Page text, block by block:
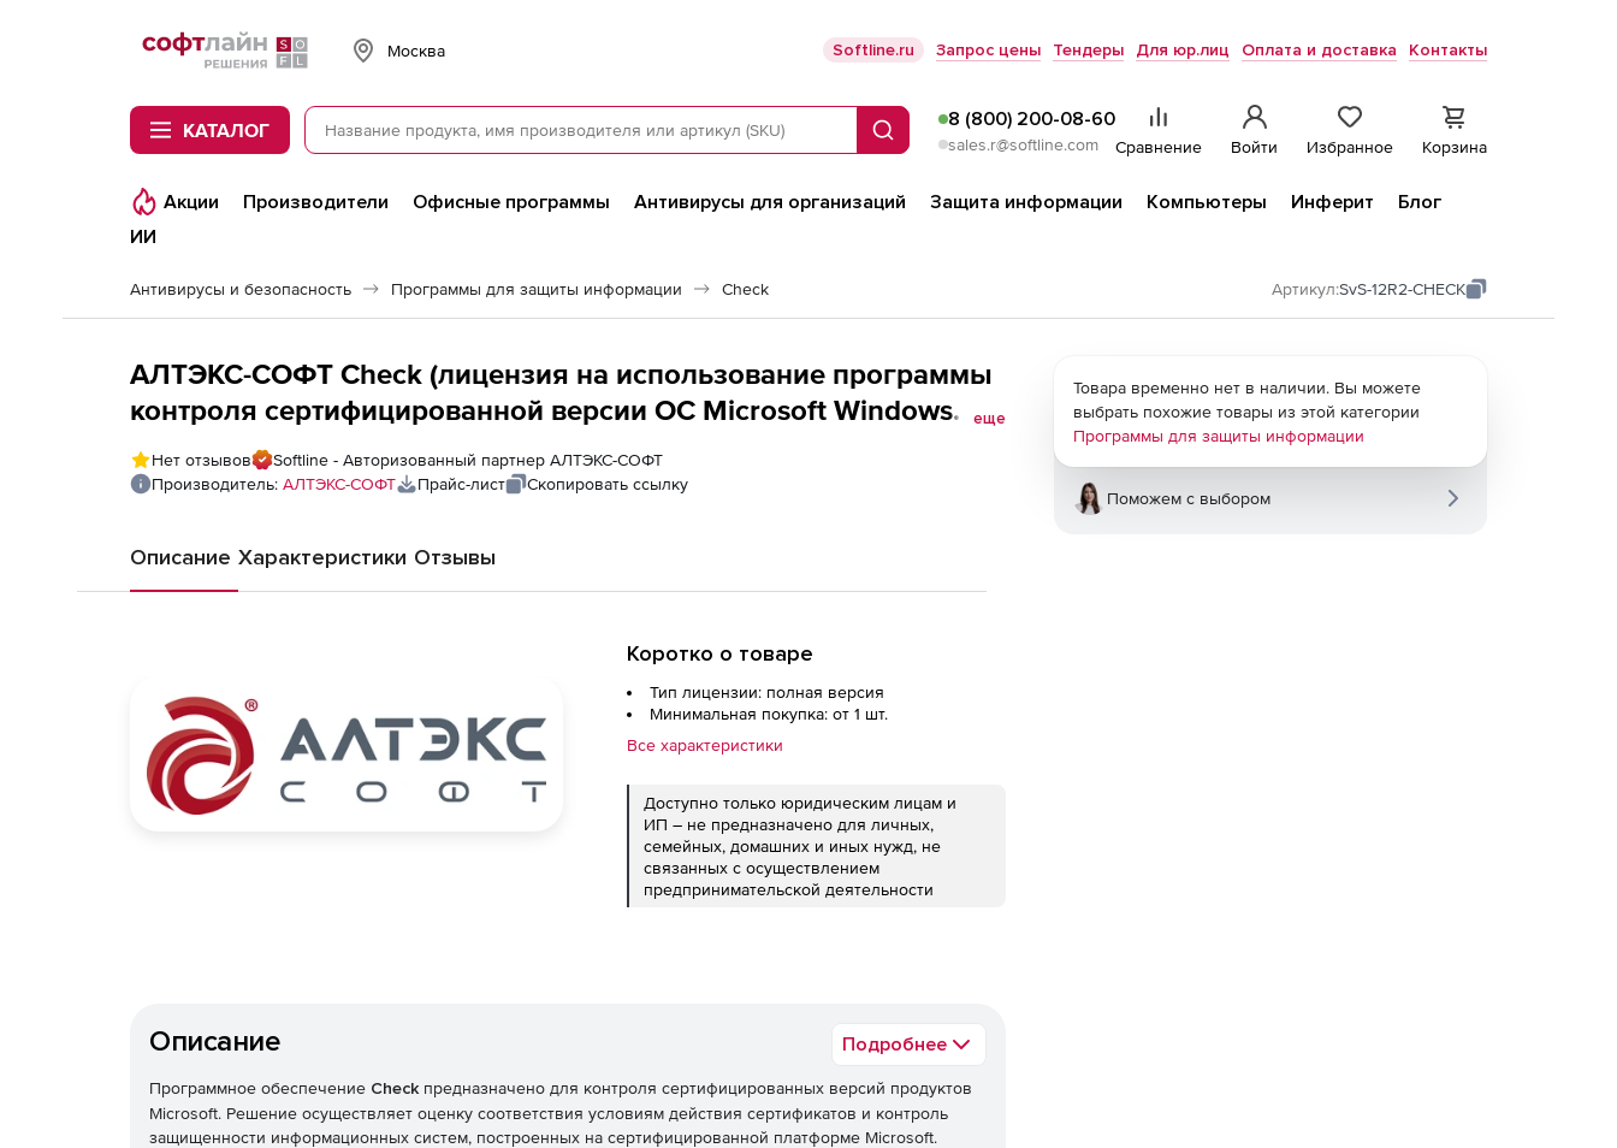
Softline
Москва Softline.ru Запрос цены Тендеры Для юр.лиц Оплата и доставка Контакты
КАТАЛОГ Поиск
8 (800) 200-08-60
sales.r@softline.com Сравнение Войти Избранное Корзина
Акции Производители Офисные программы Антивирусы для организаций Защита информации Компьютеры Инферит
Блог
ИИ
Антивирусы и безопасность Программы для защиты информации Check Артикул:SvS-12R2-CHECK
АЛТЭКС-СОФТ Check (лицензия на использование программы
контроля сертифицированной версии ОС Microsoft Windows
Server Standard 2012 R2 для использования на 2 процессора и
2 виртуальных АРМ ),
еще
Нет отзывов
Softline - Авторизованный партнер АЛТЭКС-СОФТ
Производитель: АЛТЭКС-СОФТ Прайс-лист Скопировать ссылку
Описание Характеристики Отзывы
Коротко о товаре
Тип лицензии: полная версия
Минимальная покупка: от 1 шт.
Все характеристики
Доступно только юридическим лицам и
ИП – не предназначено для личных,
семейных, домашних и иных нужд, не
связанных с осуществлением
предпринимательской деятельности
Описание Подробнее
Программное обеспечение Check предназначено для контроля сертифицированных версий продуктов
Microsoft. Решение осуществляет оценку соответствия условиям действия сертификатов и контроль
защищенности информационных систем, построенных на сертифицированной платформе Microsoft.
Товара временно нет в наличии. Вы можете
выбрать похожие товары из этой категории
Программы для защиты информации
Поможем с выбором